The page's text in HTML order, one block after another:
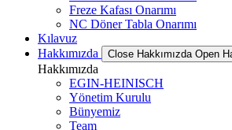
Freze Kafası Onarımı
NC Döner Tabla Onarımı
Kılavuz
Hakkımızda
Close Hakkımızda Open
Hakkımızda
EGIN-HEINISCH
Yönetim Kurulu
Bünyemiz
Team